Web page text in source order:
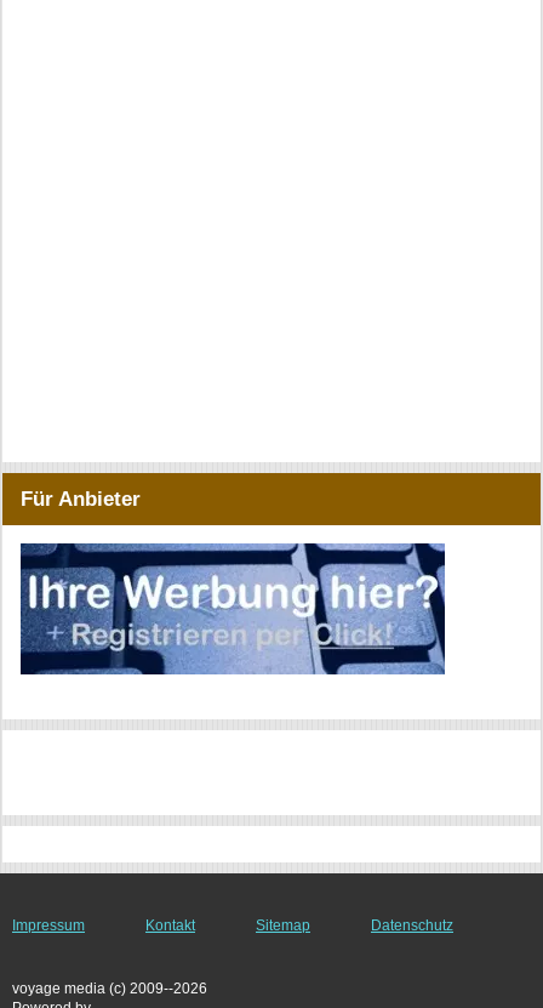
Für Anbieter
Impressum Kontakt Sitemap Datenschutz
voyage media (c) 2009--2026